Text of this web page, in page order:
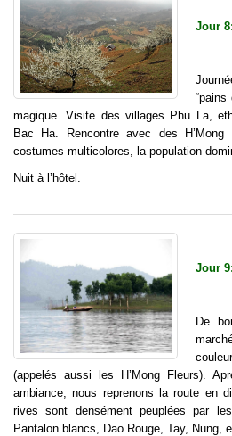
Jour
“pains
magique. Visite des villages Phu La,
Bac Ha. Rencontre avec des H’Mong
costumes multicolores, la population
Nuit à l’hôtel.
Jour
De
(appelés aussi les H’Mong Fleurs).
ambiance, nous reprenons la route en
rives sont densément peuplées par
Pantalon blancs, Dao Rouge, Tay, Nung,